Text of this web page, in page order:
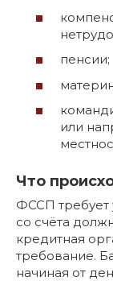
пенсии;
или
Что
ФССП требует
со счёта
кредитная
требование.
начиная от